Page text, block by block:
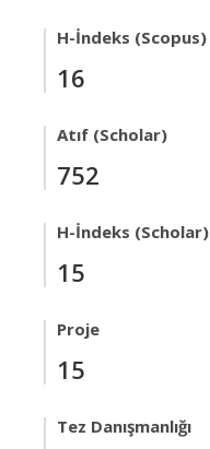
H-İndeks (Scopus)
16
Atıf (Scholar)
752
H-İndeks (Scholar)
15
Proje
15
Tez Danışmanlığı